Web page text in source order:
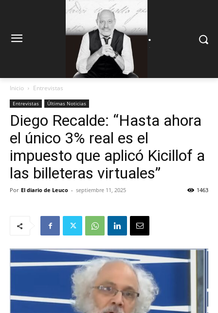
.
Inicio Entrevistas
Entrevistas Últimas Noticias
Diego Recalde: “Hasta ahora
el único 3% real es el
impuesto que aplicó Kicillof a
las billeteras virtuales”
Por El diario de Leuco - septiembre 11, 2025 1463